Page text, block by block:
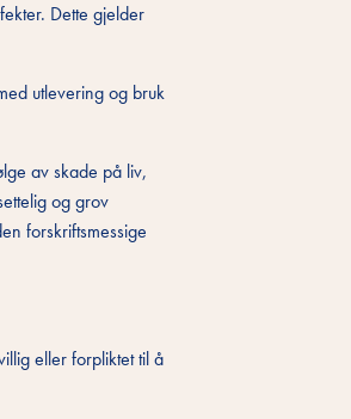
Dette gjelder
utlevering og bruk
av skade på liv,
og grov
forskriftsmessige
eller forpliktet til å